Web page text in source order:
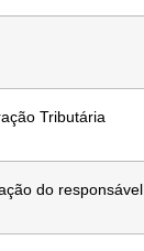
Tributária
do responsável